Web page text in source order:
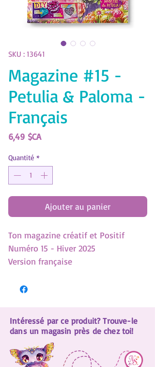
SKU : 13641
Magazine #15 -
Petulia & Paloma -
Français
6,49 $CAPrix
Quantité *
Ajouter au panier
Ton magazine créatif et Positif
Numéro 15 - Hiver 2025
Version française
- Accro aux écrans? 8 trucs pour
c'est possible
- 5 looks de Marinia à recréer
- 8 pages à colorier
Intéressé par ce produit? Trouve-le
dans un magasin près de chez toi!